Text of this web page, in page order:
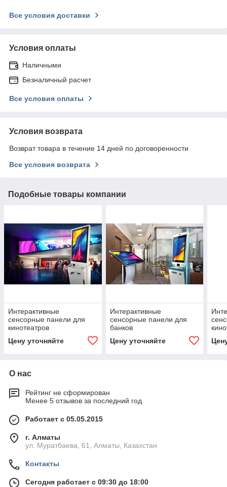
Все условия доставки
Условия оплаты
Наличными
Безналичный расчет
Все условия оплаты
Условия возврата
Возврат товара в течение 14 дней по договоренности
Все условия возврата
Подобные товары компании
Интерактивные
сенсорные панели для
кинотеатров
Цену уточняйте
Интерактивные
сенсорные панели для
банков
Цену уточняйте
О нас
Рейтинг не сформирован
Менее 5 отзывов за последний год
Работает с 05.05.2015
г. Алматы
ул. Муратбаева, 61, Алматы, Казахстан
Контакты
Сегодня работает с 09:30 до 18:00